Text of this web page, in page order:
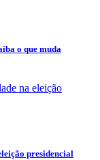
o que muda
presidencial